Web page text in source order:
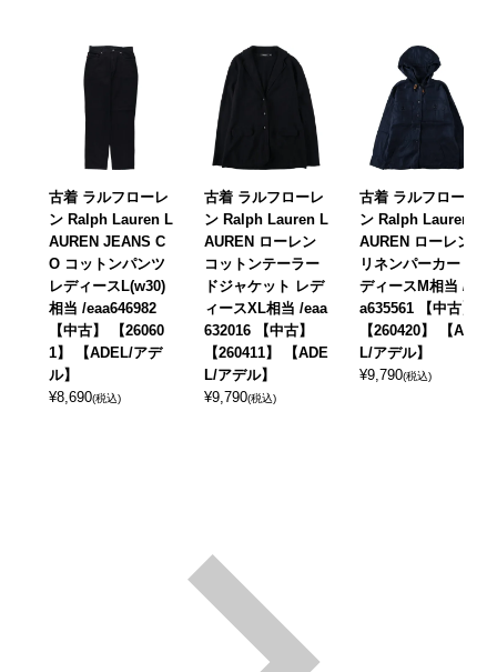
古着 ラルフローレ
ン Ralph Lauren L
AUREN JEANS C
O コットンパンツ
レディースL(w30)
相当 /eaa646982
【中古】 【26060
1】 【ADEL/アデ
ル】
¥8,690(税込)
古着 ラルフローレ
ン Ralph Lauren L
AUREN ローレン
コットンテーラー
ドジャケット レデ
ィースXL相当 /eaa
632016 【中古】
【260411】 【ADE
L/アデル】
¥9,790(税込)
古着 ラルフローレ
ン Ralph Lauren L
AUREN ローレン
リネンパーカー レ
ディースM相当 /ea
a635561 【中古】
【260420】 【ADE
L/アデル】
¥9,790(税込)